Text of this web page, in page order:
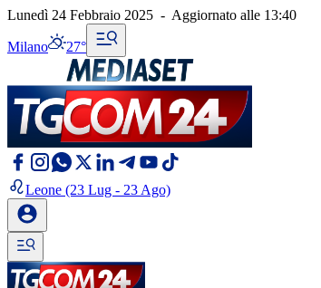
Lunedì 24 Febbraio 2025 - Aggiornato alle 13:40
Milano 27°
Leone (23 Lug - 23 Ago)